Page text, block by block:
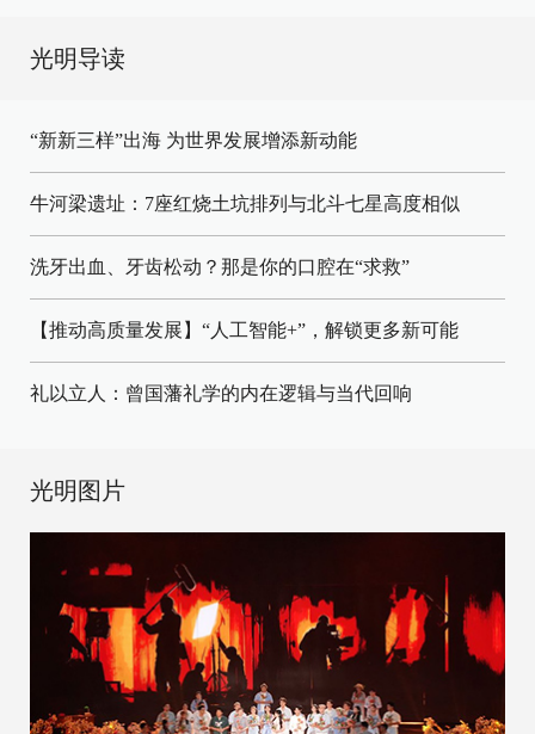
光明导读
“新新三样”出海 为世界发展增添新动能
牛河梁遗址：7座红烧土坑排列与北斗七星高度相似
洗牙出血、牙齿松动？那是你的口腔在“求救”
【推动高质量发展】“人工智能+”，解锁更多新可能
礼以立人：曾国藩礼学的内在逻辑与当代回响
光明图片